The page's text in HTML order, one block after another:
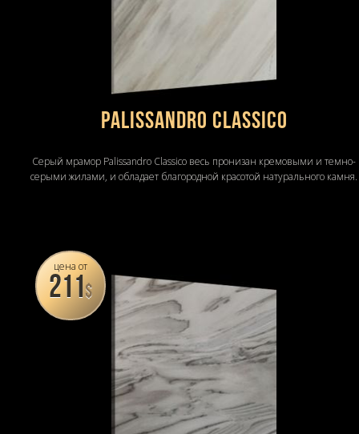
Palissandro Classico
Серый мрамор Palissandro Classico весь пронизан кремовыми и темно-
серыми жилами, и обладает благородной красотой натурального камня.
цена от
211$